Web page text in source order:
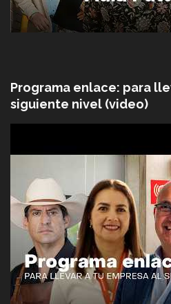
Programa enlace: para
siguiente nivel (video)